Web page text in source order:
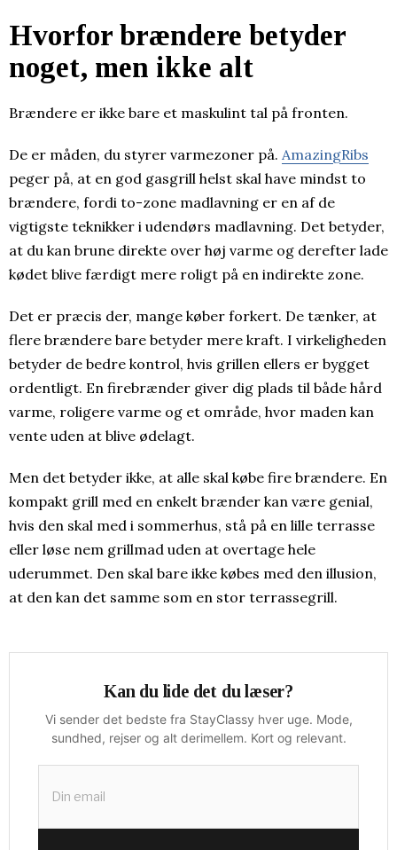
Hvorfor brændere betyder
noget, men ikke alt
Brændere er ikke bare et maskulint tal på fronten.
De er måden, du styrer varmezoner på. AmazingRibs
peger på, at en god gasgrill helst skal have mindst to
brændere, fordi to-zone madlavning er en af de
vigtigste teknikker i udendørs madlavning. Det betyder,
at du kan brune direkte over høj varme og derefter lade
kødet blive færdigt mere roligt på en indirekte zone.
Det er præcis der, mange køber forkert. De tænker, at
flere brændere bare betyder mere kraft. I virkeligheden
betyder de bedre kontrol, hvis grillen ellers er bygget
ordentligt. En firebrænder giver dig plads til både hård
varme, roligere varme og et område, hvor maden kan
vente uden at blive ødelagt.
Men det betyder ikke, at alle skal købe fire brændere. En
kompakt grill med en enkelt brænder kan være genial,
hvis den skal med i sommerhus, stå på en lille terrasse
eller løse nem grillmad uden at overtage hele
uderummet. Den skal bare ikke købes med den illusion,
at den kan det samme som en stor terrassegrill.
Kan du lide det du læser?
Vi sender det bedste fra StayClassy hver uge. Mode,
sundhed, rejser og alt derimellem. Kort og relevant.